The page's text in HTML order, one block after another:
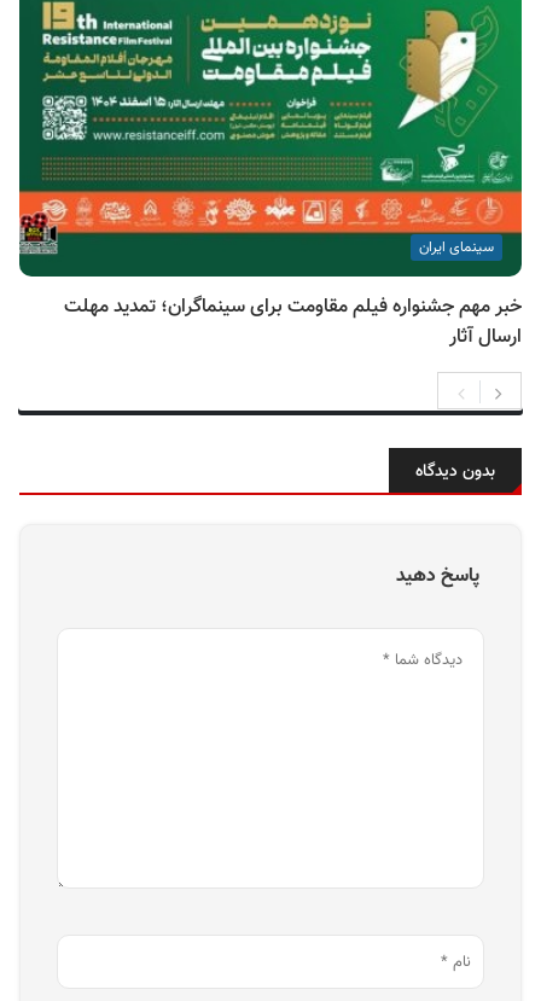
سینمای ایران
خبر مهم جشنواره فیلم مقاومت برای سینماگران؛ تمدید مهلت
ارسال آثار
بدون دیدگاه
پاسخ دهید